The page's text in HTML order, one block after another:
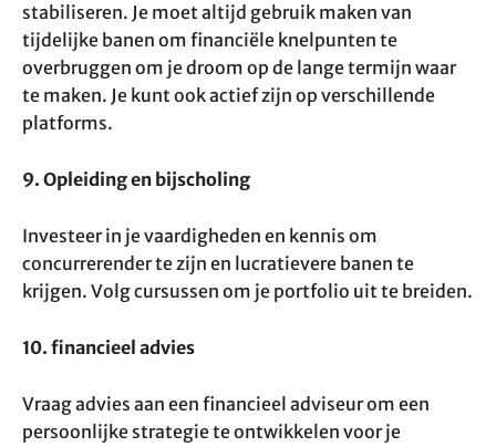
stabiliseren. Je moet altijd gebruik maken van
tijdelijke banen om financiële knelpunten te
overbruggen om je droom op de lange termijn waar
te maken. Je kunt ook actief zijn op verschillende
platforms.
9. Opleiding en bijscholing
Investeer in je vaardigheden en kennis om
concurrerender te zijn en lucratievere banen te
krijgen. Volg cursussen om je portfolio uit te breiden.
10. financieel advies
Vraag advies aan een financieel adviseur om een
persoonlijke strategie te ontwikkelen voor je